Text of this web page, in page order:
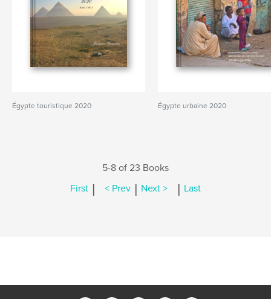
Égypte touristique 2020 Égypte urbaine 2020
5-8 of 23 Books
First | < Prev | Next > | Last